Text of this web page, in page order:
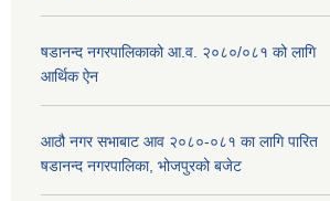
षडानन्द नगरपालिकाको आ.व. २०८०/०८१ को लागि
आर्थिक ऐन
आठौ नगर सभाबाट आव २०८०-०८१ का लागि पारित
षडानन्द नगरपालिका, भोजपुरको बजेट